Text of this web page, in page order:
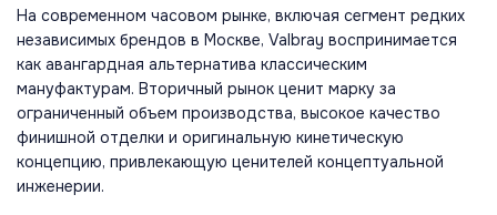
На современном часовом рынке, включая сегмент редких
независимых брендов в Москве, Valbray воспринимается
как авангардная альтернатива классическим
мануфактурам. Вторичный рынок ценит марку за
ограниченный объем производства, высокое качество
финишной отделки и оригинальную кинетическую
концепцию, привлекающую ценителей концептуальной
инженерии.